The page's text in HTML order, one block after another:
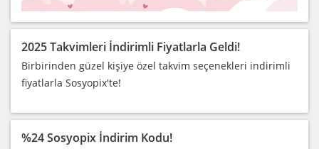
2025 Takvimleri İndirimli Fiyatlarla Geldi!
Birbirinden güzel kişiye özel takvim seçenekleri indirimli
fiyatlarla Sosyopix'te!
%24 Sosyopix İndirim Kodu!